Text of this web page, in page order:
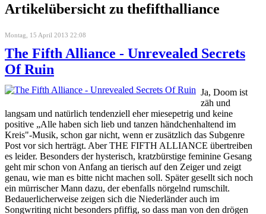
Artikelübersicht zu thefifthalliance
Montag, 15 April 2013 22:08
The Fifth Alliance - Unrevealed Secrets
Of Ruin
Ja, Doom ist
zäh und
langsam und natürlich tendenziell eher miesepetrig und keine
positive „Alle haben sich lieb und tanzen händchenhaltend im
Kreis"-Musik, schon gar nicht, wenn er zusätzlich das Subgenre
Post vor sich herträgt. Aber THE FIFTH ALLIANCE übertreiben
es leider. Besonders der hysterisch, kratzbürstige feminine Gesang
geht mir schon von Anfang an tierisch auf den Zeiger und zeigt
genau, wie man es bitte nicht machen soll. Später gesellt sich noch
ein mürrischer Mann dazu, der ebenfalls nörgelnd rumschilt.
Bedauerlicherweise zeigen sich die Niederländer auch im
Songwriting nicht besonders pfiffig, so dass man von den drögen